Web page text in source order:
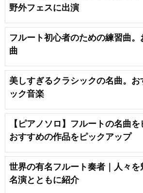
野外フェスに出演
フルート初心者のための練習曲
曲
美しすぎるクラシックの名曲。
ック音楽
【ピアノソロ】フルートの名曲を
おすすめの作品をピックアップ
世界の有名フルート奏者｜人々
名演とともに紹介